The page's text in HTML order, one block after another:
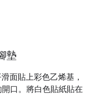
墊
面貼上彩色乙烯基，
口。將白色貼紙貼在